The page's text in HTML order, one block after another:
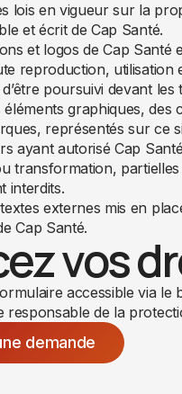
lois en vigueur sur la
et écrit de Cap Santé.
et logos de Cap Santé
reproduction, utilisation
poursuivi devant
éléments graphiques,
représentés sur ce
ayant autorisé Cap
transformation,
interdits.
externes mis en
Cap Santé.
vos
accessible via
de la
demande